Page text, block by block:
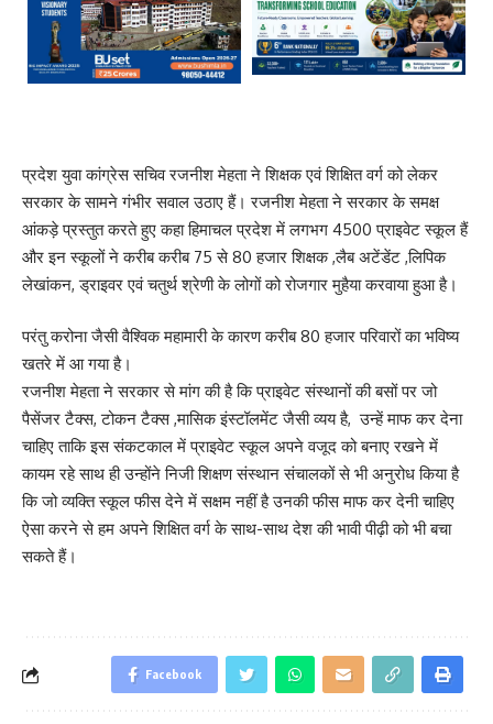
प्रदेश युवा कांग्रेस सचिव रजनीश मेहता ने शिक्षक एवं शिक्षित वर्ग को लेकर
सरकार के सामने गंभीर सवाल उठाए हैं। रजनीश मेहता ने सरकार के समक्ष
आंकड़े प्रस्तुत करते हुए कहा हिमाचल प्रदेश में लगभग 4500 प्राइवेट स्कूल हैं
और इन स्कूलों ने करीब करीब 75 से 80 हजार शिक्षक ,लैब अटेंडेंट ,लिपिक
लेखांकन, ड्राइवर एवं चतुर्थ श्रेणी के लोगों को रोजगार मुहैया करवाया हुआ है।
परंतु करोना जैसी वैश्विक महामारी के कारण करीब 80 हजार परिवारों का भविष्य
खतरे में आ गया है।
रजनीश मेहता ने सरकार से मांग की है कि प्राइवेट संस्थानों की बसों पर जो
पैसेंजर टैक्स, टोकन टैक्स ,मासिक इंस्टॉलमेंट जैसी व्यय है, उन्हें माफ कर देना
चाहिए ताकि इस संकटकाल में प्राइवेट स्कूल अपने वजूद को बनाए रखने में
कायम रहे साथ ही उन्होंने निजी शिक्षण संस्थान संचालकों से भी अनुरोध किया है
कि जो व्यक्ति स्कूल फीस देने में सक्षम नहीं है उनकी फीस माफ कर देनी चाहिए
ऐसा करने से हम अपने शिक्षित वर्ग के साथ-साथ देश की भावी पीढ़ी को भी बचा
सकते हैं।
Facebook